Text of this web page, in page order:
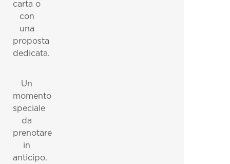
carta o
con
una
proposta
dedicata.
Un
momento
speciale
da
prenotare
in
anticipo.
Iscriviti alla nostra
Ti invieremo via e-mail aggiornamenti sulle